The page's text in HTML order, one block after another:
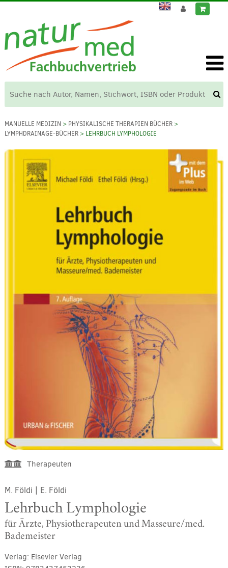
MANUELLE MEDIZIN > PHYSIKALISCHE THERAPIEN BÜCHER>
LYMPHDRAINAGE-BÜCHER> LEHRBUCH LYMPHOLOGIE
Therapeuten
M. Földi E. Földi
Lehrbuch Lymphologie
für Ärzte, Physiotherapeuten und Masseure/med.
Bademeister
Verlag: Elsevier Verlag